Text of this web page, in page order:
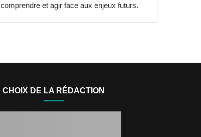
comprendre et agir face aux enjeux futurs.
CHOIX DE LA RÉDACTION